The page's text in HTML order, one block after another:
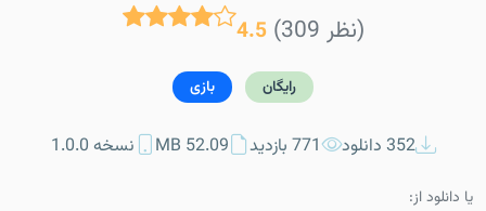
4.5 (309 نظر)
رایگان بازی
352 دانلود 771 بازدید 52.09 MB نسخه 1.0.0
یا دانلود از: